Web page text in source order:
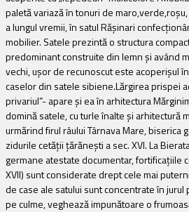
paletă variază în tonuri de
a lungul vremii, în satul Răşinari
mobilier. Satele prezintă o structura
predominant construite din lemn şi având
vechi, uşor de recunoscut este acoperişul
caselor din satele sibiene.Lărgirea prispei
privariul”- apare şi ea în arhitectura
domină satele, cu turle înalte şi arhitectură
urmărind firul râului Târnava Mare, biserica
zidurile cetăţii ţărăneşti a sec. XVI. La
germane atestate documentar, fortificaţiile
XVII) sunt considerate drept cele mai
de case ale satului sunt concentrate în
pe culme, veghează impunătoare o